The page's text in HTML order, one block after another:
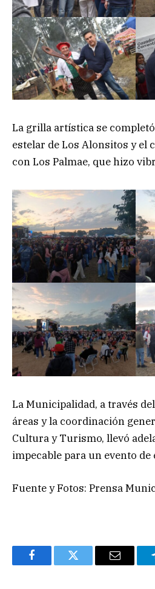
La grilla artística se
estelar de Los Alonsitos y el
con Los Palmae, que hizo
La Municipalidad, a través
áreas y la coordinación
Cultura y Turismo, llevó
impecable para un evento
Fuente y Fotos: Prensa
FacebookTwitter Email